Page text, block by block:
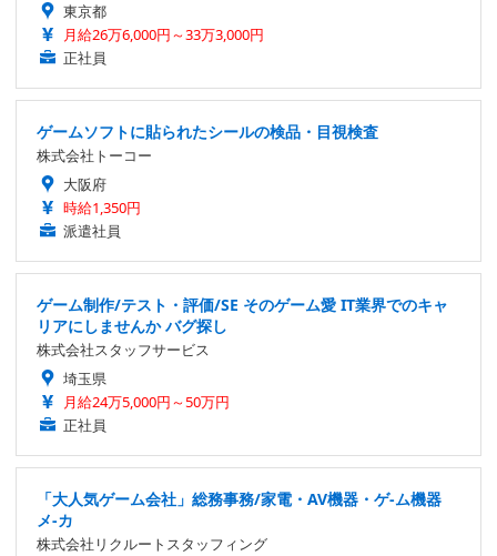
東京都
月給26万6,000円～33万3,000円
正社員
ゲームソフトに貼られたシールの検品・目視検査
株式会社トーコー
大阪府
時給1,350円
派遣社員
ゲーム制作/テスト・評価/SE そのゲーム愛 IT業界でのキャ
リアにしませんか バグ探し
株式会社スタッフサービス
埼玉県
月給24万5,000円～50万円
正社員
「大人気ゲーム会社」総務事務/家電・AV機器・ゲ-ム機器
メ-カ
株式会社リクルートスタッフィング